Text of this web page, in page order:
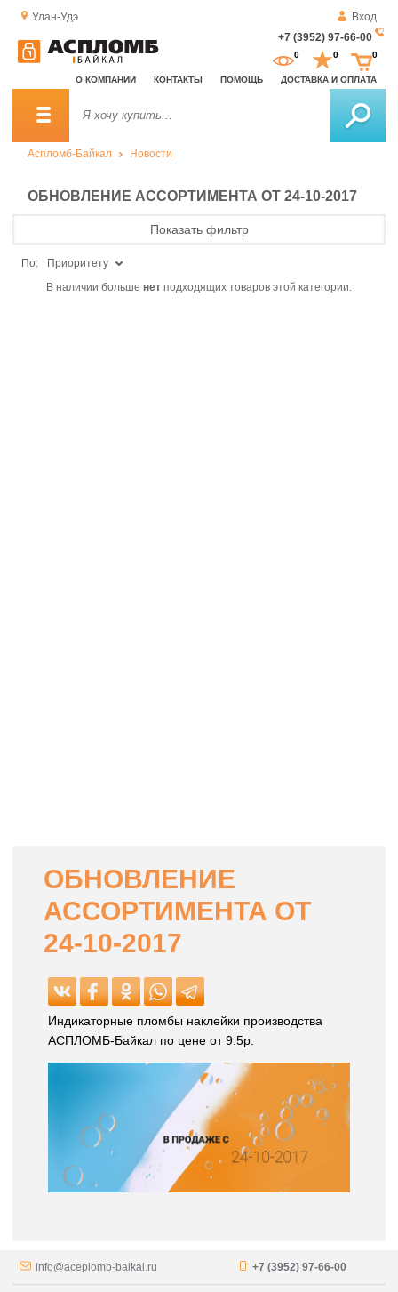
Улан-Удэ
Вход
+7 (3952) 97-66-00
О КОМПАНИИ КОНТАКТЫ ПОМОЩЬ ДОСТАВКА И ОПЛАТА
0 0 0
Аспломб-Байкал Новости
ОБНОВЛЕНИЕ АССОРТИМЕНТА ОТ 24-10-2017
Показать фильтр
По:
Приоритету
В наличии больше нет подходящих товаров этой категории.
ОБНОВЛЕНИЕ
АССОРТИМЕНТА ОТ
24-10-2017
Индикаторные пломбы наклейки производства
АСПЛОМБ-Байкал по цене от 9.5р.
info@aceplomb-baikal.ru +7 (3952) 97-66-00